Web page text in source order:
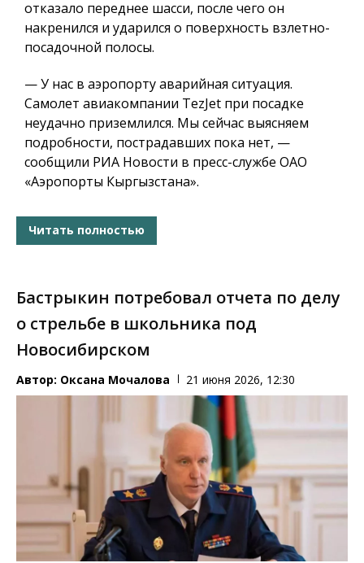
отказало переднее шасси, после чего он
накренился и ударился о поверхность взлетно-
посадочной полосы.
— У нас в аэропорту аварийная ситуация.
Самолет авиакомпании TezJet при посадке
неудачно приземлился. Мы сейчас выясняем
подробности, пострадавших пока нет, —
сообщили РИА Новости в пресс-службе ОАО
«Аэропорты Кыргызстана».
Читать полностью
Бастрыкин потребовал отчета по делу
о стрельбе в школьника под
Новосибирском
Автор: Оксана Мочалова 21 июня 2026, 12:30